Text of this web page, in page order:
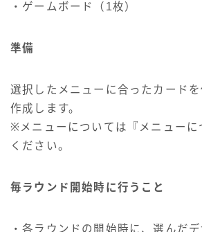
・ゲームボード（1枚）
準備
選択したメニューに合ったカード
作成します。
※メニューについては『メニューに
ください。
毎ラウンド開始時に行うこと
・各ラウンドの開始時に、選んだ